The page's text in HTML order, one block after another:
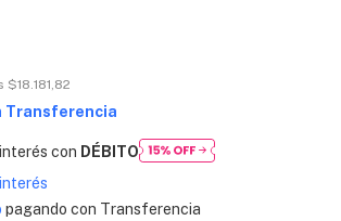
$18.181,82
Transferencia
con DÉBITO
pagando con Transferencia